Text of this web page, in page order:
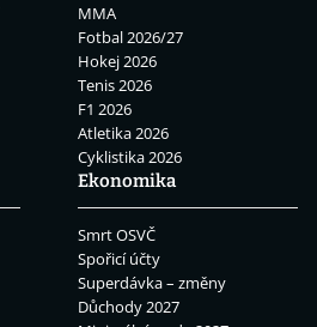
MMA
Fotbal 2026/27
Hokej 2026
Tenis 2026
F1 2026
Atletika 2026
Cyklistika 2026
Ekonomika
Smrt OSVČ
Spořicí účty
Superdávka – změny
Důchody 2027